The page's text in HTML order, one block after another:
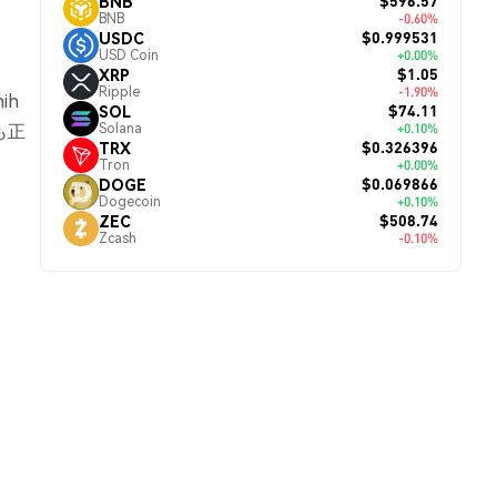
正
BNB -0.60%
USDC
USD Coin
$0.999531
+0.00%
XRP
Ripple
$1.05
-1.90%
SOL
Solana
$74.11
+0.10%
TRX
Tron
$0.326396
+0.00%
DOGE
Dogecoin
$0.069866
+0.10%
ZEC
Zcash
$508.74
-0.10%